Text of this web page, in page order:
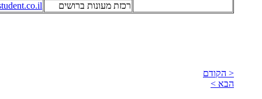
רכזת מעונות ברושים
< הקודם
הבא >